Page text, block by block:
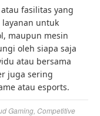
fasilitas yang
untuk
maupun mesin
oleh siapa saja
atau bersama
juga sering
atau esports.
Gaming Competitive